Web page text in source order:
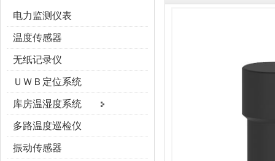
电力监测仪表
温度传感器
无纸记录仪
ＵＷＢ定位系统
库房温湿度系统
多路温度巡检仪
振动传感器